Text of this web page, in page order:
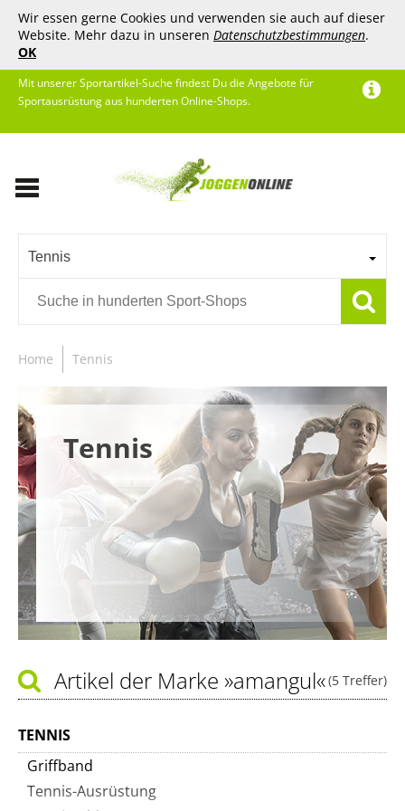
Wir essen gerne Cookies und verwenden sie auch auf dieser
Website. Mehr dazu in unseren Datenschutzbestimmungen.
OK
Mit unserer Sportartikel-Suche findest Du die Angebote für
Sportausrüstung aus hunderten Online-Shops.
Tennis
Home Tennis
Tennis
(5 Treffer)
Artikel der Marke »amangul«
TENNIS
Griffband
Tennis-Ausrüstung